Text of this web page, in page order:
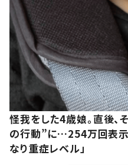
怪我をした4歳娘。直後
の行動”に…254万回表示
なり重症レベル」